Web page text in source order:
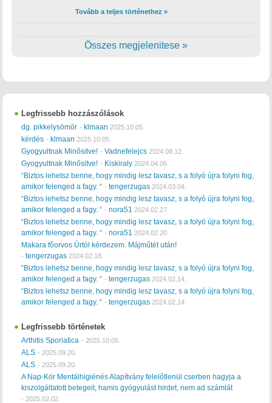
Tovább a teljes történethez »
Összes megjelenitese »
Legfrissebb hozzászólások
dg. pikkelysömör - klmaan 2025.10.05.
kérdés - klmaan 2025.10.05.
Gyogyultnak Minősitve! -Vadnefelejcs 2024.08.12.
Gyogyultnak Minősitve! - Kiskiraly 2024.04.06.
“Biztos lehetsz benne, hogy mindig lesz tavasz, s a folyó újra folyni fog,
amikor felenged a fagy. “ -tengerzugas 2024.03.04.
“Biztos lehetsz benne, hogy mindig lesz tavasz, s a folyó újra folyni fog,
amikor felenged a fagy. “ -nora51 2024.02.27.
“Biztos lehetsz benne, hogy mindig lesz tavasz, s a folyó újra folyni fog,
amikor felenged a fagy. “ -nora51 2024.02.20.
Makara főorvos Úrtól kérdezem. Májműtét után!
-tengerzugas 2024.02.18.
“Biztos lehetsz benne, hogy mindig lesz tavasz, s a folyó újra folyni fog,
amikor felenged a fagy. “ -tengerzugas 2024.02.14.
“Biztos lehetsz benne, hogy mindig lesz tavasz, s a folyó újra folyni fog,
amikor felenged a fagy. “ -tengerzugas 2024.02.14.
Legfrissebb történetek
Arthitis Sporiatica - 2025.10.05.
ALS - 2025.09.20.
ALS - 2025.09.20.
A Nap-Kör Mentálhigiénés Alapítvány felelőtlenül cserben hagyja a
kiszolgáltatott betegeit, hamis gyógyulást hirdet, nem ad számlát
- 2025.02.02.